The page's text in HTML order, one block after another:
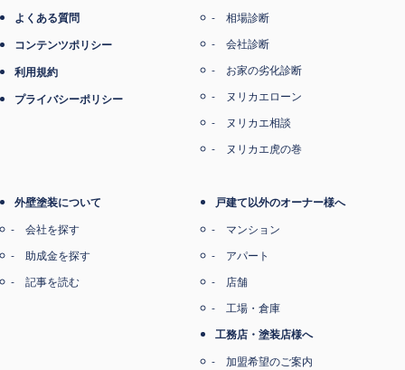
よくある質問
コンテンツポリシー
利用規約
プライバシーポリシー
相場診断
会社診断
お家の劣化診断
ヌリカエローン
ヌリカエ相談
ヌリカエ虎の巻
外壁塗装について
会社を探す
助成金を探す
記事を読む
戸建て以外のオーナー様へ
マンション
アパート
店舗
工場・倉庫
工務店・塗装店様へ
加盟希望のご案内